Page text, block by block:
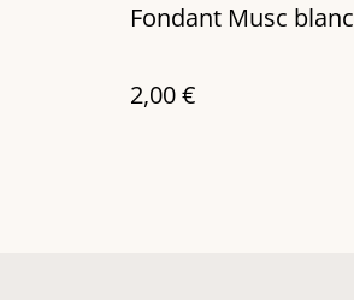
Fondant Musc blanc
2,00 €